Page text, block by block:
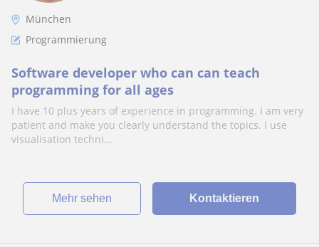
München
Programmierung
Software developer who can can teach
programming for all ages
I have 10 plus years of experience in programming. I am very
patient and make you clearly understand the topics. I use
visualisation techni...
Mehr sehen Kontaktieren